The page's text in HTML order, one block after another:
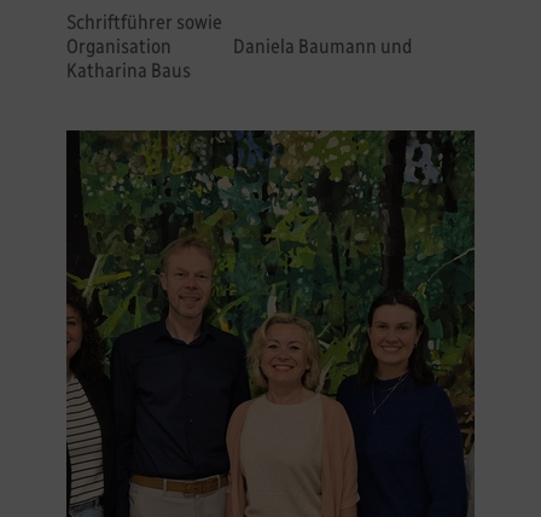
Schriftführer sowie
Organisation Daniela Baumann und
Katharina Baus